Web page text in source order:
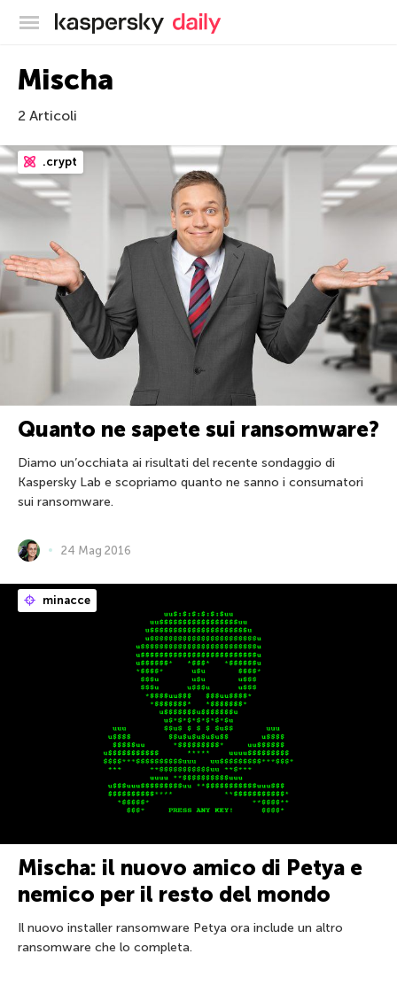
Blog ufficiale di Kaspersky
Mischa
2 Articoli
.crypt
Quanto ne sapete sui ransomware?
Diamo un’occhiata ai risultati del recente sondaggio di
Kaspersky Lab e scopriamo quanto ne sanno i consumatori
sui ransomware.
24 Mag 2016
minacce
Mischa: il nuovo amico di Petya e
nemico per il resto del mondo
Il nuovo installer ransomware Petya ora include un altro
ransomware che lo completa.